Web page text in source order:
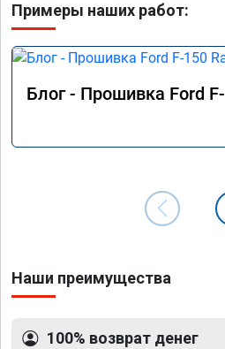
Примеры наших работ:
Блог - Прошивка Ford
Наши преимущества
100% возврат денег